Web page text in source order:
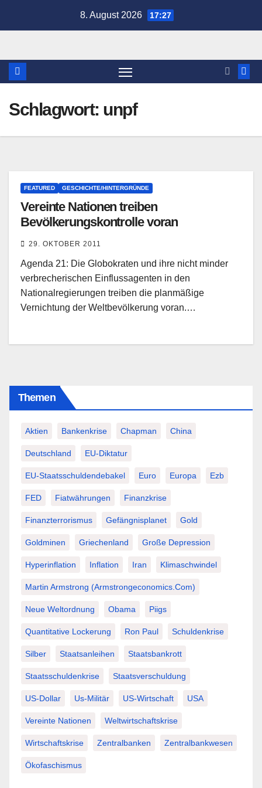
8. August 2026 17:27
Schlagwort: unpf
FEATURED GESCHICHTE/HINTERGRÜNDE
Vereinte Nationen treiben
Bevölkerungskontrolle voran
29. OKTOBER 2011
Agenda 21: Die Globokraten und ihre nicht minder
verbrecherischen Einflussagenten in den
Nationalregierungen treiben die planmäßige
Vernichtung der Weltbevölkerung voran.…
Themen
Aktien Bankenkrise Chapman China
Deutschland EU-Diktatur
EU-Staatsschuldendebakel Euro Europa Ezb
FED Fiatwährungen Finanzkrise
Finanzterrorismus Gefängnisplanet Gold
Goldminen Griechenland Große Depression
Hyperinflation Inflation Iran Klimaschwindel
Martin Armstrong (Armstrongeconomics.com)
Neue Weltordnung Obama Piigs
Quantitative Lockerung Ron Paul Schuldenkrise
Silber Staatsanleihen Staatsbankrott
Staatsschuldenkrise Staatsverschuldung
US-Dollar Us-Militär US-Wirtschaft USA
Vereinte Nationen Weltwirtschaftskrise
Wirtschaftskrise Zentralbanken Zentralbankwesen
Ökofaschismus